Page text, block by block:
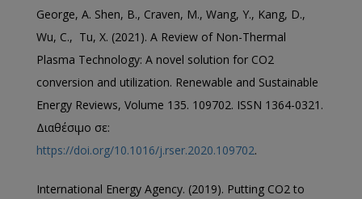
George, A. Shen, B., Craven, M., Wang, Y., Kang, D.,
Wu, C., Tu, X. (2021). A Review of Non-Thermal
Plasma Technology: A novel solution for CO2
conversion and utilization. Renewable and Sustainable
Energy Reviews, Volume 135. 109702. ISSN 1364-0321.
Διαθέσιμο σε:
https://doi.org/10.1016/j.rser.2020.109702.
International Energy Agency. (2019). Putting CO2 to